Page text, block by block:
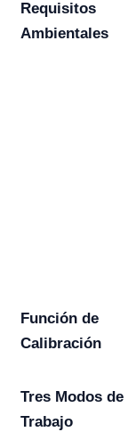
Requisitos
Ambientales
Función de
Calibración
Tres Modos de
Trabajo